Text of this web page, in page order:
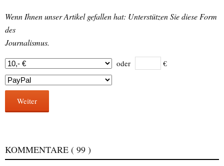
Wenn Ihnen unser Artikel gefallen hat: Unterstützen Sie diese Form
des
Journalismus.
oder €
Weiter
KOMMENTARE ( 99 )